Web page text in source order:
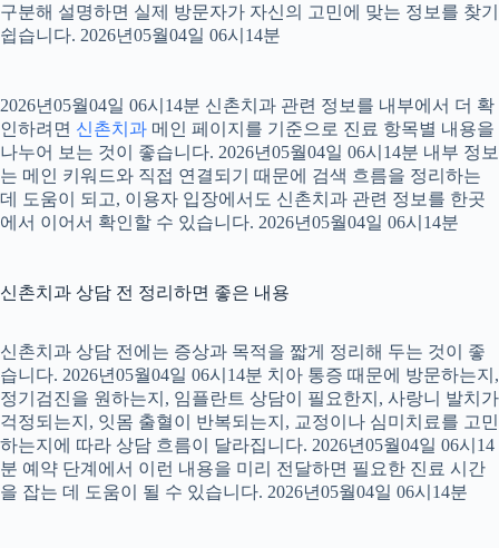
구분해 설명하면 실제 방문자가 자신의 고민에 맞는 정보를 찾기
쉽습니다. 2026년05월04일 06시14분
2026년05월04일 06시14분 신촌치과 관련 정보를 내부에서 더 확
인하려면 신촌치과 메인 페이지를 기준으로 진료 항목별 내용을
나누어 보는 것이 좋습니다. 2026년05월04일 06시14분 내부 정보
는 메인 키워드와 직접 연결되기 때문에 검색 흐름을 정리하는
데 도움이 되고, 이용자 입장에서도 신촌치과 관련 정보를 한곳
에서 이어서 확인할 수 있습니다. 2026년05월04일 06시14분
신촌치과 상담 전 정리하면 좋은 내용
신촌치과 상담 전에는 증상과 목적을 짧게 정리해 두는 것이 좋
습니다. 2026년05월04일 06시14분 치아 통증 때문에 방문하는지,
정기검진을 원하는지, 임플란트 상담이 필요한지, 사랑니 발치가
걱정되는지, 잇몸 출혈이 반복되는지, 교정이나 심미치료를 고민
하는지에 따라 상담 흐름이 달라집니다. 2026년05월04일 06시14
분 예약 단계에서 이런 내용을 미리 전달하면 필요한 진료 시간
을 잡는 데 도움이 될 수 있습니다. 2026년05월04일 06시14분